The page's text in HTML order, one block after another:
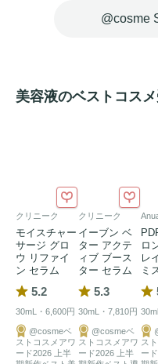
毛穴
をサ
し、一日中ヨレない最強の
@cosme
美容液のベストコス
クリニーク
モイスチャー
サージ グロ
ウ リファイ
ン セラム
5.2
30mL・6,600円
@cosmeベ
ストコスメアワ
ード2026 上半
クリニーク
イーブン ベ
ター アクテ
ィブ ブース
ター セラム
5.3
30mL・7,810円
@cosmeベ
ストコスメアワ
ード2026 上半
ロ
レ
ミ
ス
ー